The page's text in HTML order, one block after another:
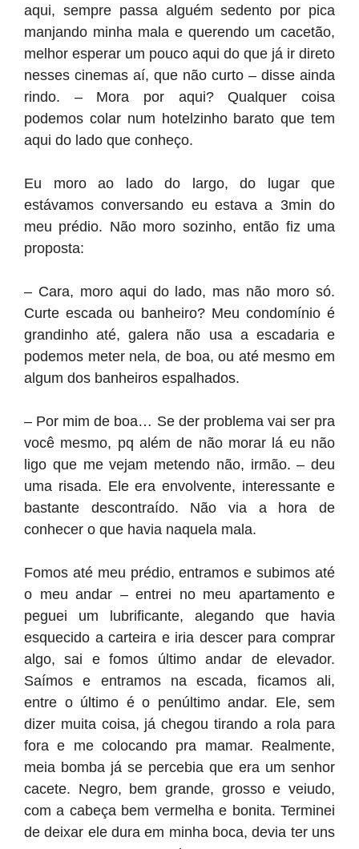
aqui, sempre passa alguém sedento por pica
manjando minha mala e querendo um cacetão,
melhor esperar um pouco aqui do que já ir direto
nesses cinemas aí, que não curto – disse ainda
rindo. – Mora por aqui? Qualquer coisa
podemos colar num hotelzinho barato que tem
aqui do lado que conheço.
Eu moro ao lado do largo, do lugar que
estávamos conversando eu estava a 3min do
meu prédio. Não moro sozinho, então fiz uma
proposta:
– Cara, moro aqui do lado, mas não moro só.
Curte escada ou banheiro? Meu condomínio é
grandinho até, galera não usa a escadaria e
podemos meter nela, de boa, ou até mesmo em
algum dos banheiros espalhados.
– Por mim de boa… Se der problema vai ser pra
você mesmo, pq além de não morar lá eu não
ligo que me vejam metendo não, irmão. – deu
uma risada. Ele era envolvente, interessante e
bastante descontraído. Não via a hora de
conhecer o que havia naquela mala.
Fomos até meu prédio, entramos e subimos até
o meu andar – entrei no meu apartamento e
peguei um lubrificante, alegando que havia
esquecido a carteira e iria descer para comprar
algo, sai e fomos último andar de elevador.
Saímos e entramos na escada, ficamos ali,
entre o último é o penúltimo andar. Ele, sem
dizer muita coisa, já chegou tirando a rola para
fora e me colocando pra mamar. Realmente,
meia bomba já se percebia que era um senhor
cacete. Negro, bem grande, grosso e veiudo,
com a cabeça bem vermelha e bonita. Terminei
de deixar ele dura em minha boca, devia ter uns